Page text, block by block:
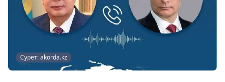
Сурет: akorda.kz